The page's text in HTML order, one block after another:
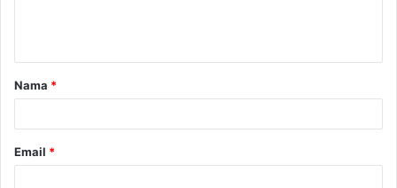
a
r
Nama *
Email *